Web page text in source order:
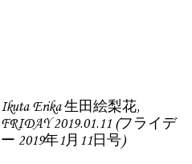
Ikuta Erika 生田絵梨花,
FRIDAY 2019.01.11 (フライデ
ー 2019年1月11日号)